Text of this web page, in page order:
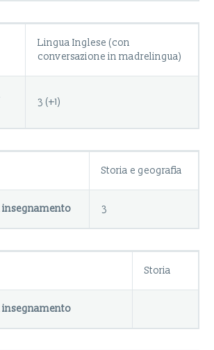
Lingua Inglese (con
conversazione in madrelingua)
3 (+1)
Storia e geografia
insegnamento 3
Storia
insegnamento